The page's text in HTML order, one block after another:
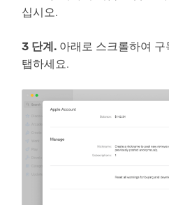
십시오.
3 단계. 아래로 스크롤하여 구
탭하세요.